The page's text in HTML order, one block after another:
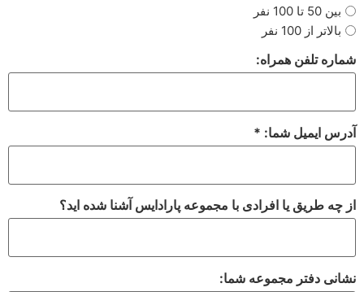
بین 50 تا 100 نفر
بالاتر از 100 نفر
شماره تلفن همراه:
آدرس ایمیل شما: *
از چه طریق یا افرادی با مجموعه پارادایس آشنا شده اید؟
نشانی دفتر مجموعه شما: